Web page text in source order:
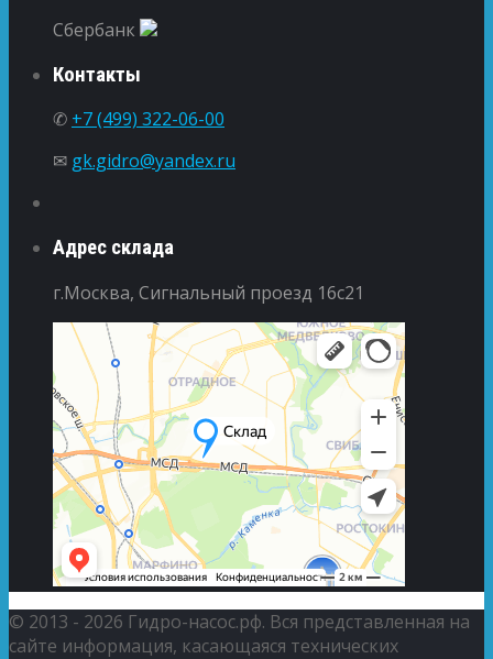
Сбербанк
Контакты
✆ +7 (499) 322-06-00
✉ gk.gidro@yandex.ru
Адрес склада
г.Москва, Сигнальный проезд 16с21
© 2013 - 2026 Гидро-насос.рф. Вся представленная на
сайте информация, касающаяся технических